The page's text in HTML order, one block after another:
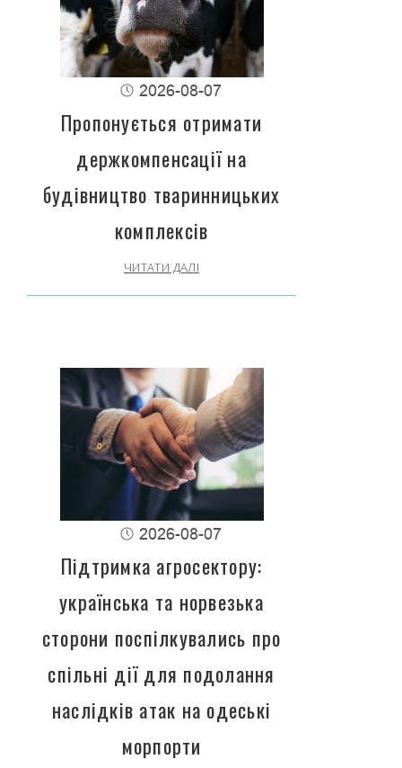
2026-08-07
Пропонується отримати
держкомпенсації на
будівництво тваринницьких
комплексів
ЧИТАТИ ДАЛІ
2026-08-07
Підтримка агросектору:
українська та норвезька
сторони поспілкувались про
спільні дії для подолання
наслідків атак на одеські
морпорти